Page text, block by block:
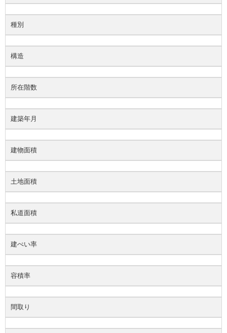
種別
構造
所在階数
建築年月
建物面積
土地面積
私道面積
建ぺい率
容積率
間取り